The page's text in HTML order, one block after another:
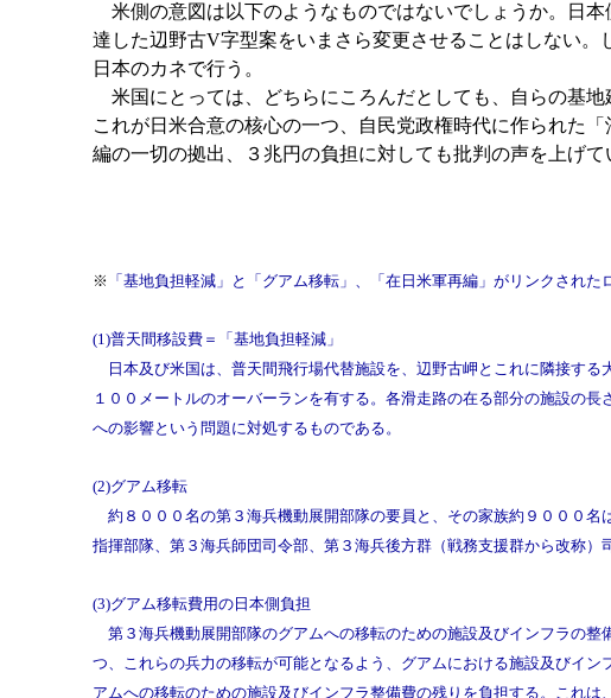
米側の意図は以下のようなものではないでしょうか。日
達した辺野古V字型案をいまさら変更させることはしない
日本のカネで行う。
米国にとっては、どちらにころんだとしても、自らの基地
これが日米合意の核心の一つ、自民党政権時代に作られた
編の一切の拠出、３兆円の負担に対しても批判の声を上げて
※ 「基地負担軽減」と「グアム移転」、「在日米軍再編」がリンクされた
(1)普天間移設費＝「基地負担軽減」
日本及び米国は、普天間飛行場代替施設を、辺野古岬とこれに隣接す
１００メートルのオーバーランを有する。各滑走路の在る部分の施設の
への影響という問題に対処するものである。
(2)グアム移転
約８０００名の第３海兵機動展開部隊の要員と、その家族約９０００
指揮部隊、第３海兵師団司令部、第３海兵後方群（戦務支援群から改称）
(3)グアム移転費用の日本側負担
第３海兵機動展開部隊のグアムへの移転のための施設及びインフラの
つ、これらの兵力の移転が可能となるよう、グアムにおける施設及びイ
アムへの移転のための施設及びインフラ整備費の残りを負担する。これ